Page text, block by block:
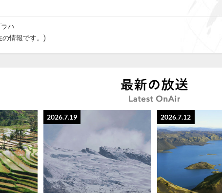
ハ
情報です。)
2026.7.19 2026.7.12